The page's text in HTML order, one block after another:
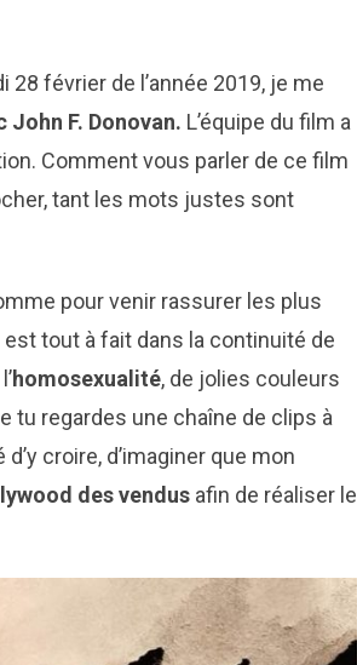
28 février de l’année 2019, je me
John F. Donovan. L’équipe du film a
Comment vous parler de ce film
tant les mots justes sont
pour venir rassurer les plus
est tout à fait dans la continuité de
homosexualité, de jolies couleurs
tu regardes une chaîne de clips à
croire, d’imaginer que mon
des vendusafin de réaliser le